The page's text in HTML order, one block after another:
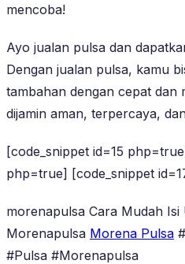
mencoba!
Ayo jualan pulsa dan
Dengan jualan pulsa, kamu
tambahan dengan cepat dan
dijamin aman, terpercaya,
[code_snippet id=15
php=true] [code_snippet
morenapulsa Cara Mudah Isi
Morenapulsa Morena Pulsa
#Pulsa #Morenapulsa